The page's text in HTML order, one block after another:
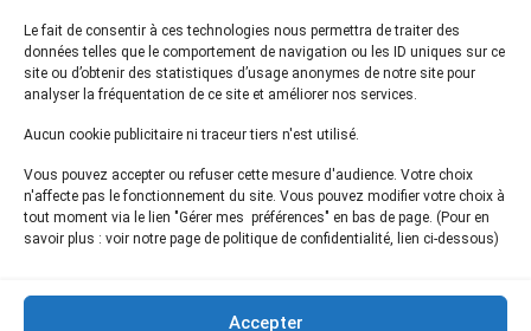
Le fait de consentir à ces technologies nous permettra de traiter des
données telles que le comportement de navigation ou les ID uniques sur ce
site ou d’obtenir des statistiques d’usage anonymes de notre site pour
analyser la fréquentation de ce site et améliorer nos services.
Aucun cookie publicitaire ni traceur tiers n'est utilisé.
Vous pouvez accepter ou refuser cette mesure d'audience. Votre choix
n'affecte pas le fonctionnement du site. Vous pouvez modifier votre choix à
tout moment via le lien "Gérer mes préférences" en bas de page. (Pour en
savoir plus : voir notre page de politique de confidentialité, lien ci-dessous)
Accepter
Actualités
Presse
Informations légales
Plan du site
Inscrivez-vous à notrenewsletter